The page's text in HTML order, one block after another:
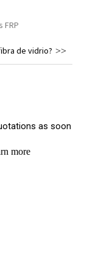
FRP
de vidrio?